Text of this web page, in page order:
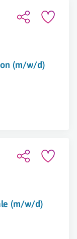
(m/w/d)
(m/w/d)